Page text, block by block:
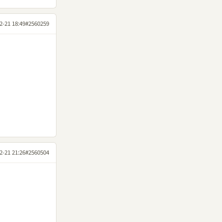
21 18:49#2560259
21 21:26#2560504